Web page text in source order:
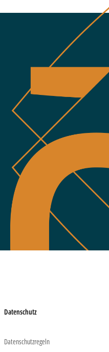
Datenschutz
Datenschutzregeln